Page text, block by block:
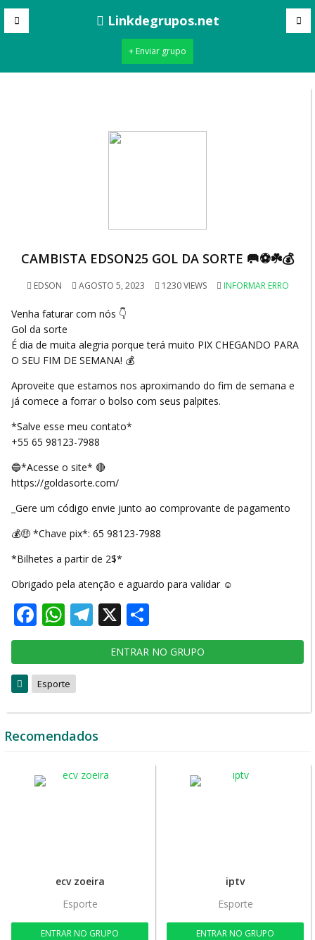
Linkdegrupos.net
+ Enviar grupo
CAMBISTA EDSON25 GOL DA SORTE 🥅⚽☘️💰
EDSON AGOSTO 5, 2023 1230 VIEWS INFORMAR ERRO
Venha faturar com nós 👇
Gol da sorte
É dia de muita alegria porque terá muito PIX CHEGANDO PARA
O SEU FIM DE SEMANA! 💰
Aproveite que estamos nos aproximando do fim de semana e
já comece a forrar o bolso com seus palpites.
*Salve esse meu contato*
+55 65 98123-7988
🔵*Acesse o site* 🔴
https://goldasorte.com/
_Gere um código envie junto ao comprovante de pagamento
💰🤑 *Chave pix*: 65 98123-7988
*Bilhetes a partir de 2$*
Obrigado pela atenção e aguardo para validar ☺️
Facebook
WhatsApp
Telegram
X
ENTRAR NO GRUPO
Esporte
Recomendados
ecv zoeira
Esporte
ENTRAR NO GRUPO
iptv
Esporte
ENTRAR NO GRUPO